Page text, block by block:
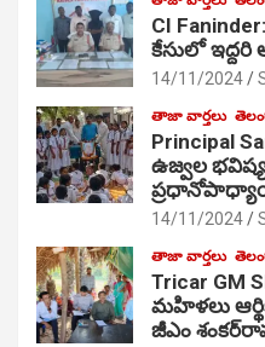
CI
కేసులో ఇద్దరి
14/11/2024
తాజా వార్తలు
Principal
ఉజ్వల
14/11/2024
తాజా వార్తలు
Tricar GM
మహిళలు
జీఎం